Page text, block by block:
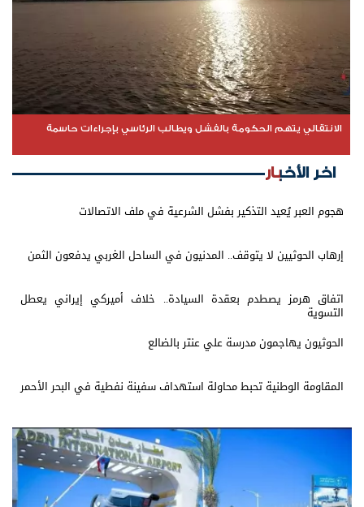
الانتقالي يتهم الحكومة بالفشل ويطالب الرئاسي بإجراءات حاسمة
اخر الأخبار
هجوم العبر يُعيد التذكير بفشل الشرعية في ملف الاتصالات
إرهاب الحوثيين لا يتوقف.. المدنيون في الساحل الغربي يدفعون الثمن
اتفاق هرمز يصطدم بعقدة السيادة.. خلاف أميركي إيراني يعطل
التسوية
الحوثيون يهاجمون مدرسة علي عنتر بالضالع
المقاومة الوطنية تحبط محاولة استهداف سفينة نفطية في البحر الأحمر